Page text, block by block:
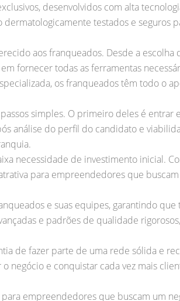
desenvolvidos com alta
testados e seguros
aos franqueados. Desde a escolha
fornecer todas as ferramentas
os franqueados têm todo o
simples. O primeiro deles é entrar
análise do perfil do candidato e
necessidade de investimento inicial.
para empreendedores que
e suas equipes, garantindo
e padrões de qualidade
de fazer parte de uma rede sólida e
negócio e conquistar cada vez mais
empreendedores que buscam um